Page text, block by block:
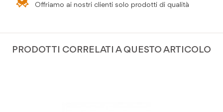
Offriamo ai nostri clienti solo prodotti di qualità
PRODOTTI CORRELATI A QUESTO ARTICOLO